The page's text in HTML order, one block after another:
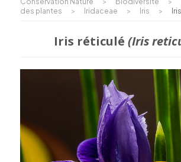
des plantes
> Iridaceae > Iris >
Iris réticulé (Iris